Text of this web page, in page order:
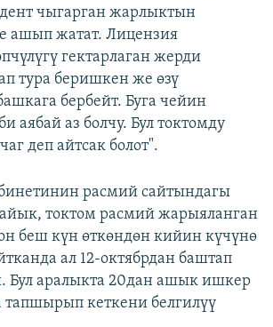
чыгарган жарлыктын
ашып жатат. Лицензия
гектарлаган жерди
тура беришкен же өзү
бербейт. Буга чейин
аябай аз болчу. Бул токтомду
деп айтсак болот".
расмий сайтындагы
токтом расмий жарыяланган
беш күн өткөндөн кийин күчүнө
ал 12-октябрдан баштап
Бул аралыкта 20дан ашык ишкер
тапшырып кеткени белгилүү